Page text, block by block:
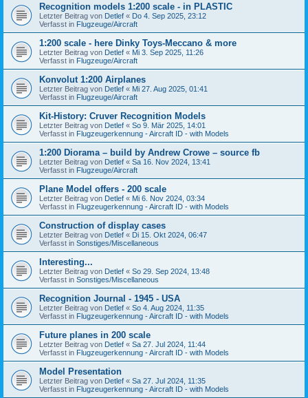
Recognition models 1:200 scale - in PLASTIC
Letzter Beitrag von Detlef « Do 4. Sep 2025, 23:12
Verfasst in Flugzeuge/Aircraft
1:200 scale - here Dinky Toys-Meccano & more
Letzter Beitrag von Detlef « Mi 3. Sep 2025, 11:26
Verfasst in Flugzeuge/Aircraft
Konvolut 1:200 Airplanes
Letzter Beitrag von Detlef « Mi 27. Aug 2025, 01:41
Verfasst in Flugzeuge/Aircraft
Kit-History: Cruver Recognition Models
Letzter Beitrag von Detlef « So 9. Mär 2025, 14:01
Verfasst in Flugzeugerkennung - Aircraft ID - with Models
1:200 Diorama – build by Andrew Crowe – source fb
Letzter Beitrag von Detlef « Sa 16. Nov 2024, 13:41
Verfasst in Flugzeuge/Aircraft
Plane Model offers - 200 scale
Letzter Beitrag von Detlef « Mi 6. Nov 2024, 03:34
Verfasst in Flugzeugerkennung - Aircraft ID - with Models
Construction of display cases
Letzter Beitrag von Detlef « Di 15. Okt 2024, 06:47
Verfasst in Sonstiges/Miscellaneous
Interesting...
Letzter Beitrag von Detlef « So 29. Sep 2024, 13:48
Verfasst in Sonstiges/Miscellaneous
Recognition Journal - 1945 - USA
Letzter Beitrag von Detlef « So 4. Aug 2024, 11:35
Verfasst in Flugzeugerkennung - Aircraft ID - with Models
Future planes in 200 scale
Letzter Beitrag von Detlef « Sa 27. Jul 2024, 11:44
Verfasst in Flugzeugerkennung - Aircraft ID - with Models
Model Presentation
Letzter Beitrag von Detlef « Sa 27. Jul 2024, 11:35
Verfasst in Flugzeugerkennung - Aircraft ID - with Models